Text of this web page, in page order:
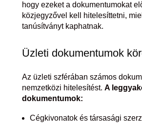
hogy ezeket a dokumentumokat
közjegyzővel kell hitelesíttetni,
tanúsítványt kaphatnak.
Üzleti dokumentumok
Az üzleti szférában számos
nemzetközi hitelesítést. A
dokumentumok:
Cégkivonatok és társasági